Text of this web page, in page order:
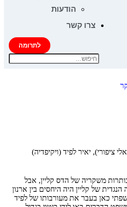
הודעות
צרו קשר
לתרומה
משקריה של הדס קליין, אבל
של קליין היה היחסים בין ארנון
כאן בעבר את מעורבותו של לפיד